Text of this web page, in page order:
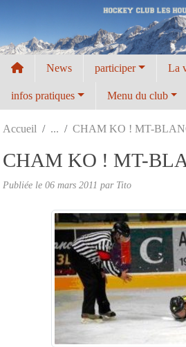
News participer La
infos pratiques Menu du club
Accueil CHAM KO ! MT-
CHAM KO ! MT-
Publiée le 06 mars 2011 par Tito
Panneau de gestion des cookies